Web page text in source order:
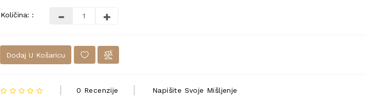
Količina: :
Dodaj U Košaricu
0 Recenzije Napišite Svoje Mišljenje